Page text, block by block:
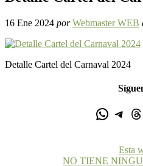
16 Ene 2024 por Webmaster WEB
Detalle Cartel del Carnaval 2024
Esta
NO TIENE